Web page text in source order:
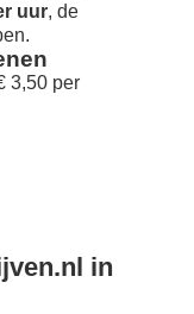
uur, de
3,50 per
in